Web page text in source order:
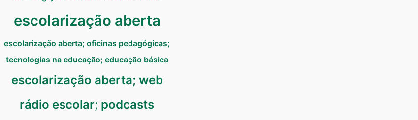
escolarização aberta
escolarização aberta; oficinas pedagógicas;
tecnologias na educação; educação básica
escolarização aberta; web
rádio escolar; podcasts